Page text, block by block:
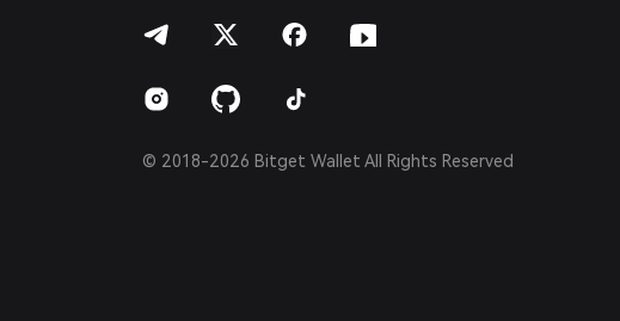
© 2018-2026 Bitget Wallet All Rights Reserved